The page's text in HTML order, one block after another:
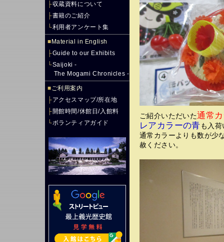
├収蔵資料について
├書籍のご紹介
└利用者アンケート集
■ Material in English
├Guide to our Exhibits
└Saijoki -
The Mogami Chronicles -
■ご利用案内
├アクセスマップ/所在地
├開館時間/休館日/入館料
└ボランティアガイド
ご紹介いただいた通常
レアカラーの青も入
通常カラーよりも数が少
赦ください。